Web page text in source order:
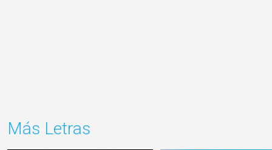
Más Letras